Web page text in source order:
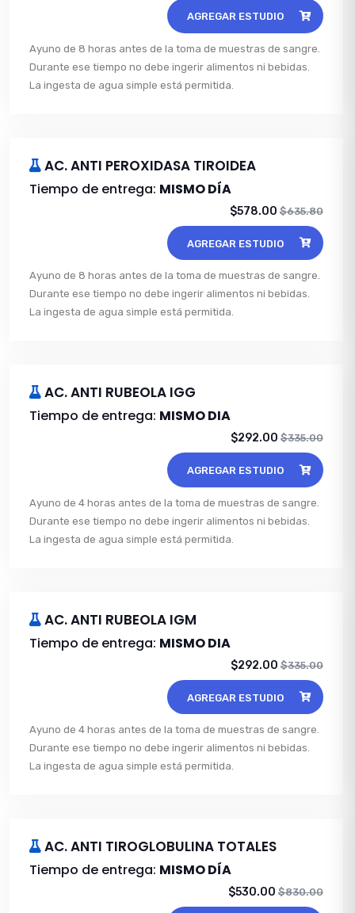
AGREGAR ESTUDIO
Ayuno de 8 horas antes de la toma de muestras de sangre.
Durante ese tiempo no debe ingerir alimentos ni bebidas.
La ingesta de agua simple está permitida.
AC. ANTI PEROXIDASA TIROIDEA
Tiempo de entrega: MISMO DÍA
$578.00 $635.80
AGREGAR ESTUDIO
Ayuno de 8 horas antes de la toma de muestras de sangre.
Durante ese tiempo no debe ingerir alimentos ni bebidas.
La ingesta de agua simple está permitida.
AC. ANTI RUBEOLA IGG
Tiempo de entrega: MISMO DIA
$292.00 $335.00
AGREGAR ESTUDIO
Ayuno de 4 horas antes de la toma de muestras de sangre.
Durante ese tiempo no debe ingerir alimentos ni bebidas.
La ingesta de agua simple está permitida.
AC. ANTI RUBEOLA IGM
Tiempo de entrega: MISMO DIA
$292.00 $335.00
AGREGAR ESTUDIO
Ayuno de 4 horas antes de la toma de muestras de sangre.
Durante ese tiempo no debe ingerir alimentos ni bebidas.
La ingesta de agua simple está permitida.
AC. ANTI TIROGLOBULINA TOTALES
Tiempo de entrega: MISMO DÍA
$530.00 $830.00